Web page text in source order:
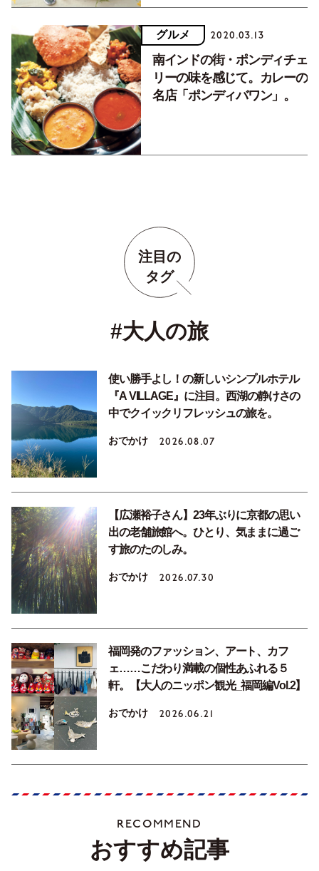
グルメ 2020.03.13
南インドの街・ポンディチェ
リーの味を感じて。カレーの
名店「ポンディバワン」。
注目の
タグ
#大人の旅
使い勝手よし！の新しいシンプルホテル
『A VILLAGE』に注目。西湖の静けさの
中でクイックリフレッシュの旅を。
おでかけ 2026.08.07
【広瀬裕子さん】23年ぶりに京都の思い
出の老舗旅館へ。ひとり、気ままに過ご
す旅のたのしみ。
おでかけ 2026.07.30
福岡発のファッション、アート、カフ
ェ……こだわり満載の個性あふれる５
軒。【大人のニッポン観光_福岡編Vol.2】
おでかけ 2026.06.21
RECOMMEND
おすすめ記事